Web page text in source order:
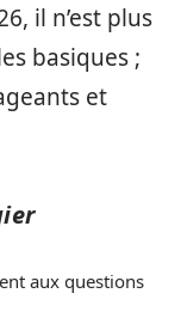
il n’est plus
basiques ;
et
aux questions